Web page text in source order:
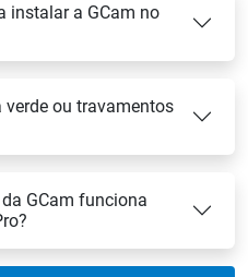
instalar a GCam no
verde ou travamentos
GCam funciona